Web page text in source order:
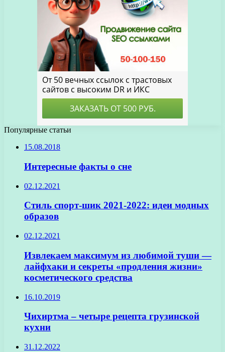
Популярные статьи
15.08.2018
Интересные факты о сне
02.12.2021
Стиль спорт-шик 2021-2022: идеи модных
образов
02.12.2021
Извлекаем максимум из любимой туши —
лайфхаки и секреты «продления жизни»
косметического средства
16.10.2019
Чихиртма – четыре рецепта грузинской
кухни
31.12.2022